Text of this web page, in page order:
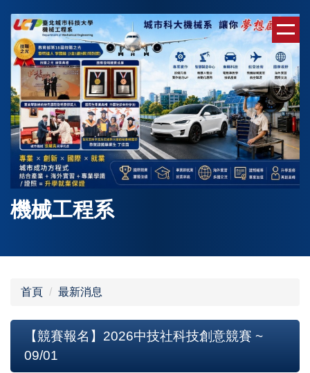
到
主
要
容
區
機械工程系
首頁 最新消息
【競賽報名】2026中技社科技創意競賽 ~
09/01